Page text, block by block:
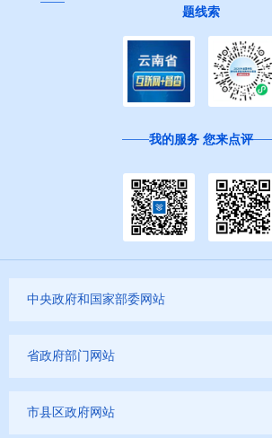
题线索
我的服务 您来点评
中央政府和国家部委网站
省政府部门网站
市县区政府网站